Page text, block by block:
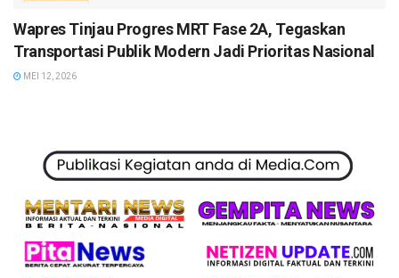
Wapres Tinjau Progres MRT Fase 2A, Tegaskan
Transportasi Publik Modern Jadi Prioritas Nasional
MEI 12, 2026